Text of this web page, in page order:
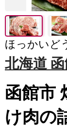
ほっかいど
北海道
函館市
け肉の